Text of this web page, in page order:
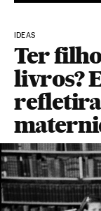
IDEAS
Ter
livros?